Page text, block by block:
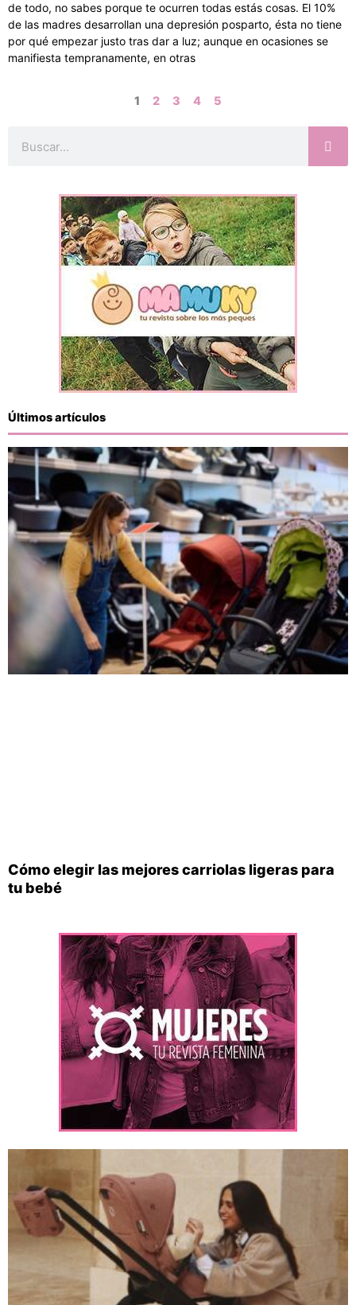
de todo, no sabes porque te ocurren todas estás cosas. El 10%
de las madres desarrollan una depresión posparto, ésta no tiene
por qué empezar justo tras dar a luz; aunque en ocasiones se
manifiesta tempranamente, en otras
1 2 3 4 5
Últimos artículos
Cómo elegir las mejores carriolas ligeras para
tu bebé